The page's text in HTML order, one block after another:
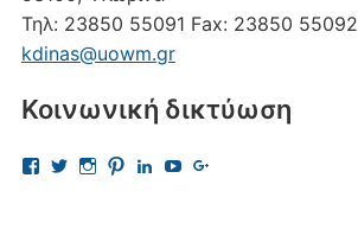
Τηλ: 23850 55091 Fax: 23850 55092
kdinas@uowm.gr
Κοινωνική δικτύωση
Προβολή
Προβολή
Προβολή
Προβολή
Προβολή
Προβολή